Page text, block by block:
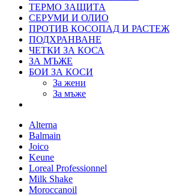
ТЕРМО ЗАЩИТА
СЕРУМИ И ОЛИО
ПРОТИВ КОСОПАД И РАСТЕЖ
ПОДХРАНВАНЕ
ЧЕТКИ ЗА КОСА
ЗА МЪЖЕ
БОИ ЗА КОСИ
За жени
За мъже
Alterna
Balmain
Joico
Keune
Loreal Рrofessionnel
Milk Shake
Moroccanoil